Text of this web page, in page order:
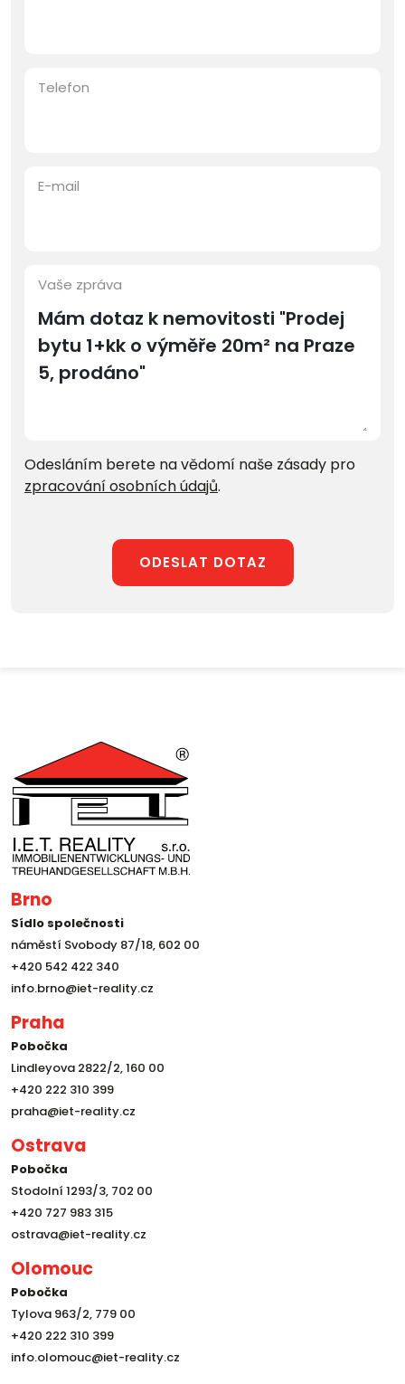
Telefon
E-mail
Vaše zpráva
Odesláním berete na vědomí naše zásady pro
zpracování osobních údajů.
ODESLAT DOTAZ
Brno
Sídlo společnosti
náměstí Svobody 87/18, 602 00
+420 542 422 340
info.brno@iet-reality.cz
Praha
Pobočka
Lindleyova 2822/2, 160 00
+420 222 310 399
praha@iet-reality.cz
Ostrava
Pobočka
Stodolní 1293/3, 702 00
+420 727 983 315
ostrava@iet-reality.cz
Olomouc
Pobočka
Tylova 963/2, 779 00
+420 222 310 399
info.olomouc@iet-reality.cz